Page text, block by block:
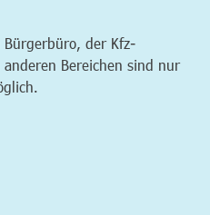
Bürgerbüro, der Kfz-
Bereichen sind nur